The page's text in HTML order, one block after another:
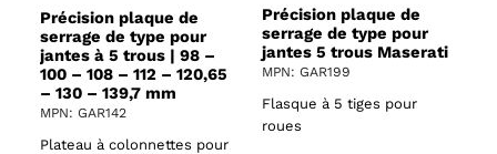
Précision plaque de
serrage de type pour
jantes à 5 trous | 98 –
100 – 108 – 112 – 120,65
– 130 – 139,7 mm
MPN: GAR142
Plateau à colonnettes pour
Précision plaque de
serrage de type pour
jantes 5 trous Maserati
MPN: GAR199
Flasque à 5 tiges pour
roues